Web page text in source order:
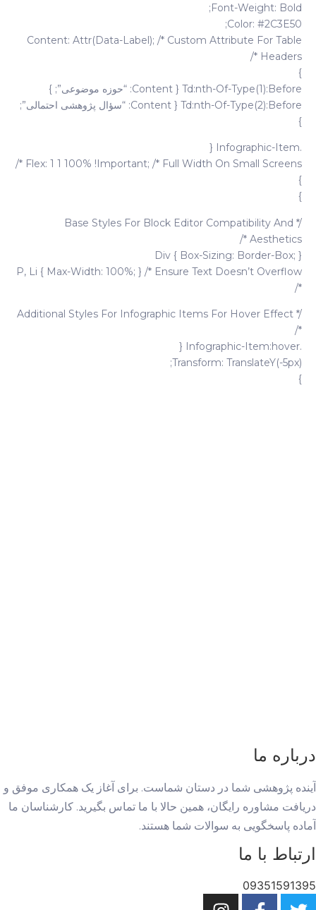
Font-Weight: Bold;
Color: #2C3E50;
Content: Attr(data-Label); /* Custom Attribute For Table
Headers */
}
Td:nth-Of-Type(1):before { Content: “حوزه موضوعی”; }
Td:nth-Of-Type(2):before { Content: “سؤال پژوهشی احتمالی”;
}
.infographic-Item {
Flex: 1 1 100% !important; /* Full Width On Small Screens */
}
}
/* Base Styles For Block Editor Compatibility And
Aesthetics */
Div { Box-Sizing: Border-Box; }
P, Li { Max-Width: 100%; } /* Ensure Text Doesn’t Overflow
*/
/* Additional Styles For Infographic Items For Hover Effect
*/
.infographic-Item:hover {
Transform: TranslateY(-5px);
}
درباره ما
آینده پژوهشی شما در دستان شماست. برای آغاز یک همکاری موفق و
دریافت مشاوره رایگان، همین حالا با ما تماس بگیرید. کارشناسان ما
آماده پاسخگویی به سوالات شما هستند.
ارتباط با ما
09351591395